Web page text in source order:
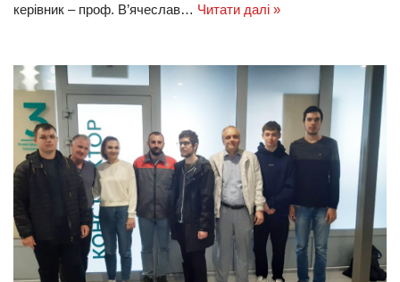
керівник – проф. В’ячеслав… Читати далі »